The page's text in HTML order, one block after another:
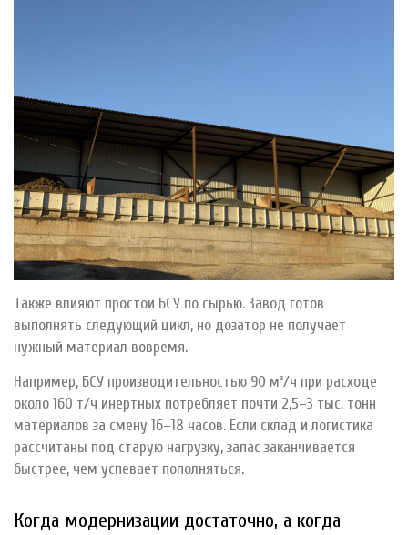
Также влияют простои БСУ по сырью. Завод готов
выполнять следующий цикл, но дозатор не получает
нужный материал вовремя.
Например, БСУ производительностью 90 м³/ч при расходе
около 160 т/ч инертных потребляет почти 2,5–3 тыс. тонн
материалов за смену 16–18 часов. Если склад и логистика
рассчитаны под старую нагрузку, запас заканчивается
быстрее, чем успевает пополняться.
Когда модернизации достаточно, а когда